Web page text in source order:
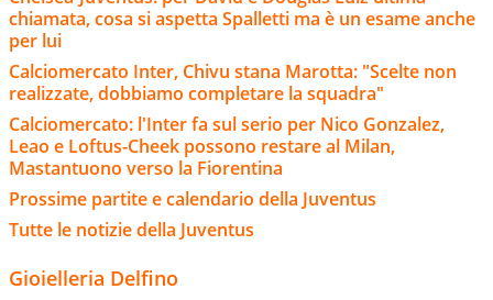
chiamata, cosa si aspetta Spalletti ma è un esame anche
per lui
Calciomercato Inter, Chivu stana Marotta: "Scelte non
realizzate, dobbiamo completare la squadra"
Calciomercato: l'Inter fa sul serio per Nico Gonzalez,
Leao e Loftus-Cheek possono restare al Milan,
Mastantuono verso la Fiorentina
Prossime partite e calendario della Juventus
Tutte le notizie della Juventus
Gioielleria Delfino